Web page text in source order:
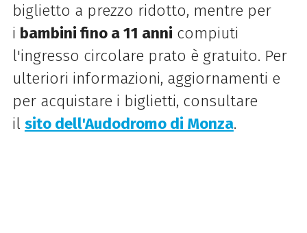
biglietto a prezzo ridotto, mentre per
i bambini fino a 11 anni compiuti
l'ingresso circolare prato è gratuito. Per
ulteriori informazioni, aggiornamenti e
per acquistare i biglietti, consultare
il sito dell'Audodromo di Monza.